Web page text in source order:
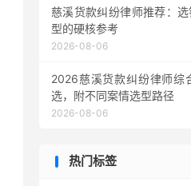
慈溪货款纠纷律师推荐：
型的硬核参考
2026-08-06
2026慈溪货款纠纷律师综
选，附不同案情选型路径
2026-08-06
热门标签